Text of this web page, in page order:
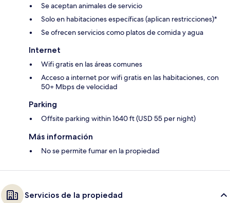
Se aceptan animales de servicio
Solo en habitaciones específicas (aplican restricciones)*
Se ofrecen servicios como platos de comida y agua
Internet
Wifi gratis en las áreas comunes
Acceso a internet por wifi gratis en las habitaciones, con
50+ Mbps de velocidad
Parking
Offsite parking within 1640 ft (USD 55 per night)
Más información
No se permite fumar en la propiedad
Servicios de la propiedad